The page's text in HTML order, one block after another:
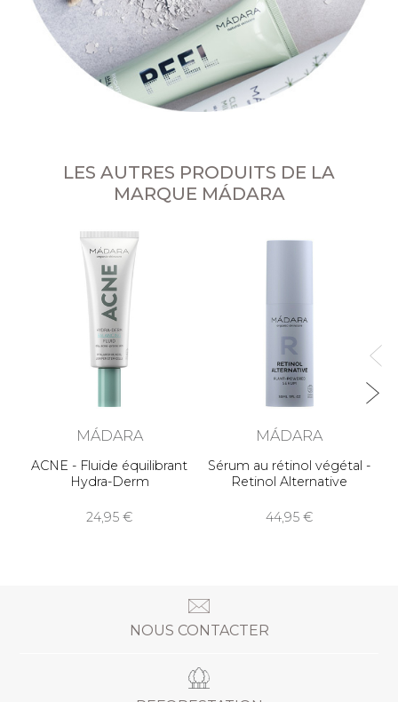
LES AUTRES PRODUITS DE LA
MARQUE MÁDARA
MÁDARA
ACNE - Fluide équilibrant
Hydra-Derm
24,95
MÁDARA
Sérum au rétinol végétal -
Retinol Alternative
44,95
NOUS CONTACTER